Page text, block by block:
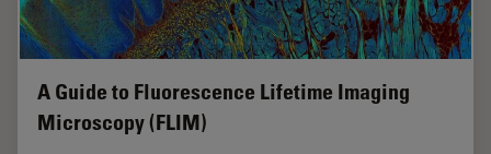
A Guide to Fluorescence Lifetime Imaging
Microscopy (FLIM)